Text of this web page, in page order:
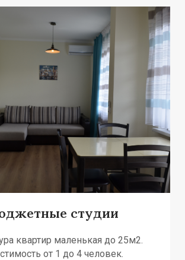
студии
квартир маленькая до 25м2.
от 1 до 4 человек.